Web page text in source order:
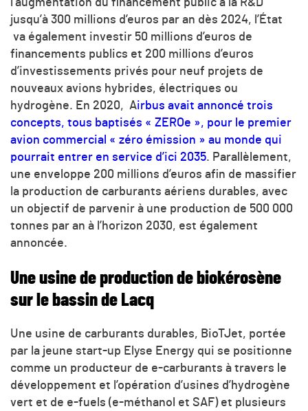
l’augmentation du financement public à la R&D
jusqu’à 300 millions d’euros par an dès 2024, l’État
va également investir 50 millions d’euros de
financements publics et 200 millions d’euros
d’investissements privés pour neuf projets de
nouveaux avions hybrides, électriques ou
hydrogène. En 2020, Airbus avait annoncé trois
concepts, tous baptisés « ZEROe », pour le premier
avion commercial « zéro émission » au monde qui
pourrait entrer en service d’ici 2035. Parallèlement,
une enveloppe 200 millions d’euros afin de massifier
la production de carburants aériens durables, avec
un objectif de parvenir à une production de 500 000
tonnes par an à l’horizon 2030, est également
annoncée.
Une usine de production de biokérosène
sur le bassin de Lacq
Une usine de carburants durables, BioTJet, portée
par la jeune start-up Elyse Energy qui se positionne
comme un producteur de e-carburants à travers le
développement et l’opération d’usines d’hydrogène
vert et de e-fuels (e-méthanol et SAF) et plusieurs